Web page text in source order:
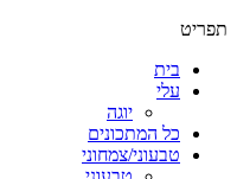
תפריט
בית
עלי
יוגה
כל המתכונים
טבעוני/צמחוני